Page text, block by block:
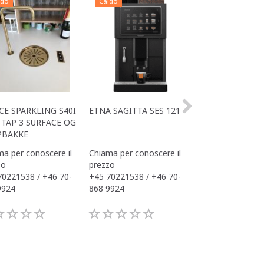
SPARKLING S40I
3 SURFACE OG
per conoscere il
/ +46 70-
ETNA SAGITTA SES 121
Chiama per conoscere il
prezzo
+45 70221538 / +46 70-
868 9924